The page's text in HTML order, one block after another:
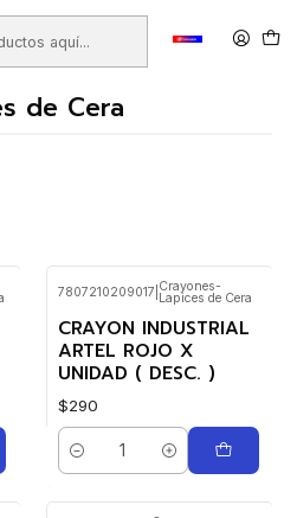
Escolar Lapices para Pintar
de Cera
7807210209017 Crayones-
Lapices de Cera
CRAYON INDUSTRIAL
ARTEL ROJO X
UNIDAD ( DESC. )
$290
Cantidad